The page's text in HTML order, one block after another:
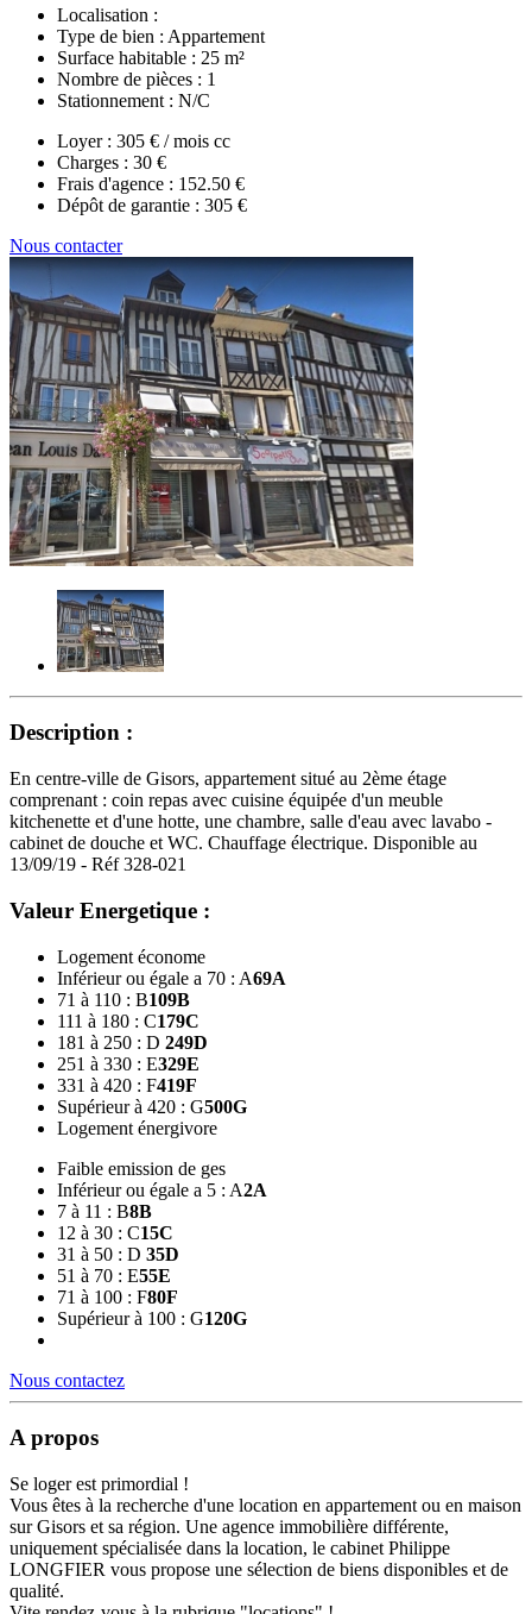
Localisation :
Type de bien : Appartement
Surface habitable : 25 m²
Nombre de pièces : 1
Stationnement : N/C
Loyer : 305 € / mois cc
Charges : 30 €
Frais d'agence : 152.50 €
Dépôt de garantie : 305 €
Nous contacter
Description :
En centre-ville de Gisors, appartement situé au 2ème étage
comprenant : coin repas avec cuisine équipée d'un meuble
kitchenette et d'une hotte, une chambre, salle d'eau avec lavabo -
cabinet de douche et WC. Chauffage électrique. Disponible au
13/09/19 - Réf 328-021
Valeur Energetique :
Logement économe
Inférieur ou égale a 70 : A69A
71 à 110 : B109B
111 à 180 : C179C
181 à 250 : D 249D
251 à 330 : E329E
331 à 420 : F419F
Supérieur à 420 : G500G
Logement énergivore
Faible emission de ges
Inférieur ou égale a 5 : A2A
7 à 11 : B8B
12 à 30 : C15C
31 à 50 : D 35D
51 à 70 : E55E
71 à 100 : F80F
Supérieur à 100 : G120G
Nous contactez
A propos
Se loger est primordial !
Vous êtes à la recherche d'une location en appartement ou en maison
sur Gisors et sa région. Une agence immobilière différente,
uniquement spécialisée dans la location, le cabinet Philippe
LONGFIER vous propose une sélection de biens disponibles et de
qualité.